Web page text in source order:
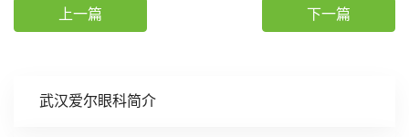
武汉爱尔眼科简介
上一篇 下一篇